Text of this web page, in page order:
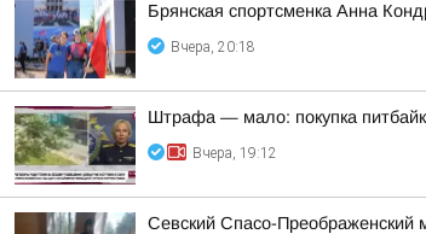
Брянская спортсменка Анна
Вчера, 20:18
Штрафа — мало: покупка
Вчера, 19:12
Севский Спасо-Преображенский